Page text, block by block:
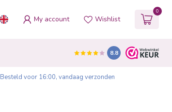
My account Wishlist
0
8.8
Besteld voor 16:00, vandaag verzonden